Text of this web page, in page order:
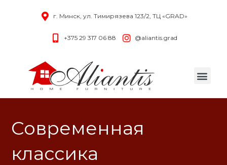
г. Минск, ул. Тимирязева 123/2, ТЦ «GRAD»
+375 29 317 06 88 @aliantis.grad
Современная
классика